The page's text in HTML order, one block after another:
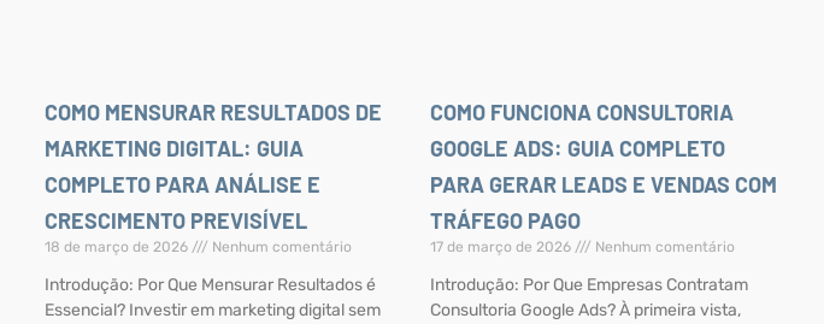
COMO MENSURAR RESULTADOS DE
MARKETING DIGITAL: GUIA
COMPLETO PARA ANÁLISE E
CRESCIMENTO PREVISÍVEL
18 de março de 2026 Nenhum comentário
Introdução: Por Que Mensurar Resultados é
Essencial? Investir em marketing digital sem
COMO FUNCIONA CONSULTORIA
GOOGLE ADS: GUIA COMPLETO
PARA GERAR LEADS E VENDAS COM
TRÁFEGO PAGO
17 de março de 2026 Nenhum comentário
Introdução: Por Que Empresas Contratam
Consultoria Google Ads? À primeira vista,